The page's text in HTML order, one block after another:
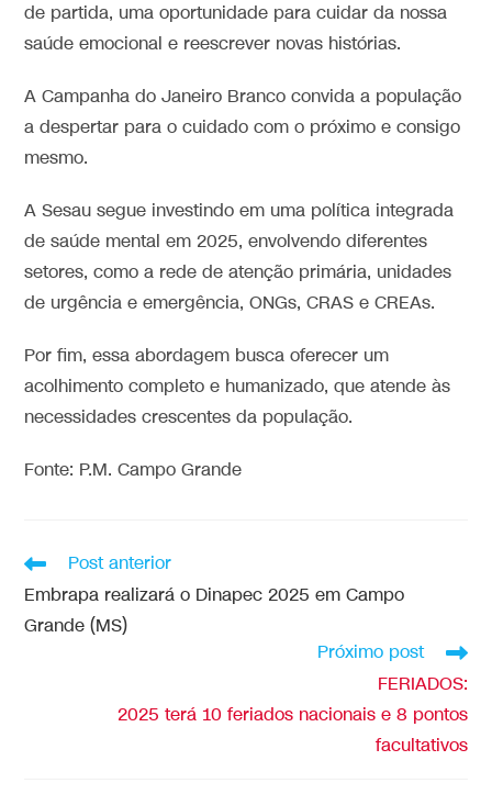
de partida, uma oportunidade para cuidar da nossa
saúde emocional e reescrever novas histórias.
A Campanha do Janeiro Branco convida a população
a despertar para o cuidado com o próximo e consigo
mesmo.
A Sesau segue investindo em uma política integrada
de saúde mental em 2025, envolvendo diferentes
setores, como a rede de atenção primária, unidades
de urgência e emergência, ONGs, CRAS e CREAs.
Por fim, essa abordagem busca oferecer um
acolhimento completo e humanizado, que atende às
necessidades crescentes da população.
Fonte: P.M. Campo Grande
Post anterior
Embrapa realizará o Dinapec 2025 em Campo
Grande (MS)
Próximo post
FERIADOS:
2025 terá 10 feriados nacionais e 8 pontos
facultativos